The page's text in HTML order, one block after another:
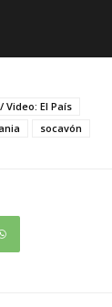
Video: El País
socavón